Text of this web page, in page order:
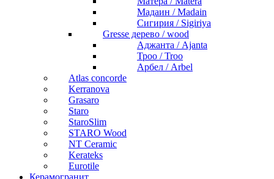
Мадаин / Madain
Сигирия / Sigiriya
Gresse дерево / wood
Аджанта / Ajanta
Троо / Troo
Арбел / Arbel
Atlas concorde
Kerranova
Grasaro
Staro
StaroSlim
STARO Wood
NT Ceramic
Kerateks
Eurotile
Керамогранит